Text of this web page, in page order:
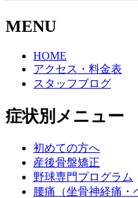
MENU
HOME
アクセス・料金表
スタッフブログ
症状別メニュー
初めての方へ
産後骨盤矯正
野球専門プログラム
腰痛（坐骨神経痛・